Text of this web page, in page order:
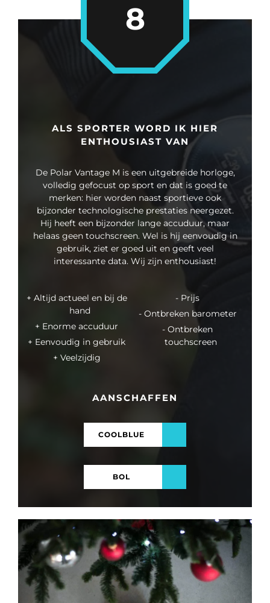
ALS SPORTER WORD IK HIER
ENTHOUSIAST VAN
De Polar Vantage M is een uitgebreide horloge,
volledig gefocust op sport en dat is goed te
merken: hier worden naast sportieve ook
bijzonder technologische prestaties neergezet.
Hij heeft een bijzonder lange accuduur, maar
helaas geen touchscreen. Wel is hij eenvoudig in
gebruik, ziet er goed uit en geeft veel
interessante data. Wij zijn enthousiast!
Altijd actueel en bij de
hand
Enorme accuduur
Eenvoudig in gebruik
Veelzijdig
Prijs
Ontbreken barometer
Ontbreken
touchscreen
8
AANSCHAFFEN
COOLBLUE
BOL